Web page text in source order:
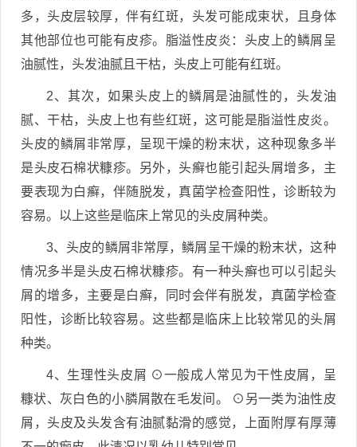
多，头皮层较厚，伴有红斑，头发可能成束状，且身体
其他部位也可能有皮疹。脂溢性皮炎：头皮上的鳞屑呈
油腻性，头发油腻且干枯，头皮上可能有红斑。
2、其次，如果头皮上的鳞屑是油腻性的，头发油
腻、干枯，头皮上也有些红斑，这可能是脂溢性皮炎。
头皮的鳞屑非常厚，呈现干燥的粉末状，这种现象多半
是头皮石棉状糠疹。另外，头癣也能引起头屑增多，主
要表现为白癣，伴随脱发，真菌学检查阳性，诊断较为
容易。以上这些是临床上常见的头皮屑种类。
3、头皮的鳞屑非常厚，鳞屑呈干燥的粉末状，这种
情况多半是头皮石棉状糠疹。有一种头癣也可以引起头
屑的增多，主要是白癣，同时会伴有脱发，真菌学检查
阳性，诊断比较容易。这些都是临床上比较常见的头屑
种类。
4、生理性头皮屑 ⊙一般成人常见为干性皮屑，呈
糠状、灰白色的小膦屑散在毛发间。 ⊙另一类为油性皮
屑，头皮及头发含有油腻黏滑的感觉，上面附厚有厚薄